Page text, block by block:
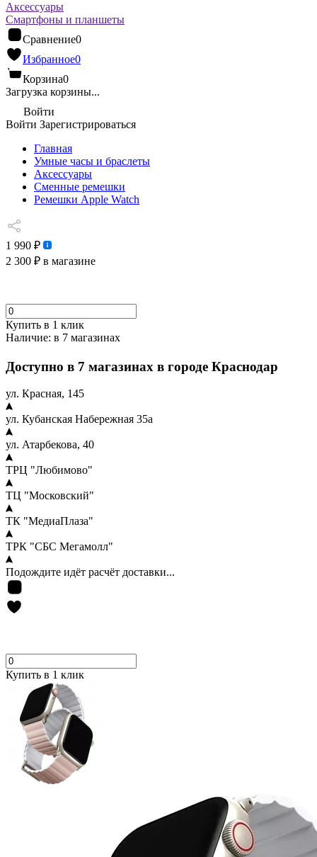
Аксессуары
Смартфоны и планшеты
Сравнение0
Избранное0
Корзина0
Загрузка корзины...
Войти
Войти Зарегистрироваться
Главная
Умные часы и браслеты
Аксессуары
Сменные ремешки
Ремешки Apple Watch
1 990 ₽
2 300 ₽ в магазине
Купить в 1 клик
Наличие: в 7 магазинах
Доступно в 7 магазинах в городе Краснодар
ул. Красная, 145
ул. Кубанская Набережная 35а
ул. Атарбекова, 40
ТРЦ "Любимово"
ТЦ "Московский"
ТК "МедиаПлаза"
ТРК "СБС Мегамолл"
Подождите идёт расчёт доставки...
Купить в 1 клик